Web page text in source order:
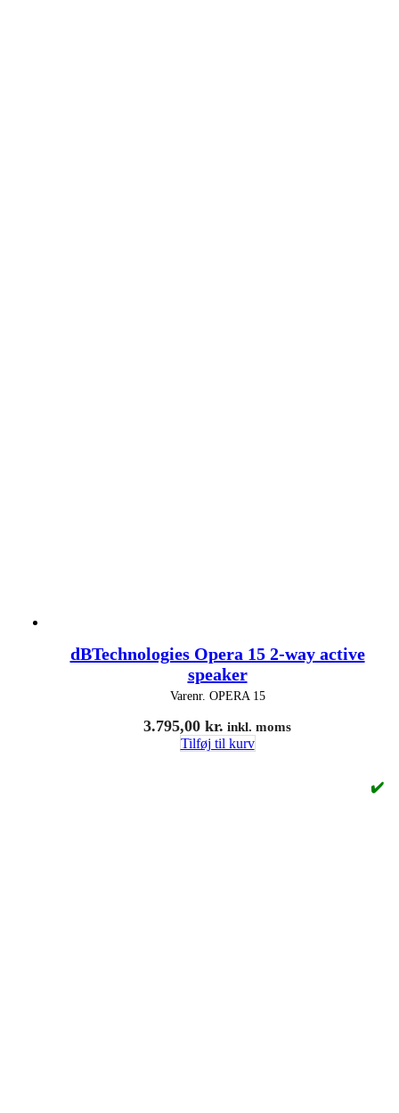
dBTechnologies Opera 15 2-way active
speaker
Varenr. OPERA 15
3.795,00 kr. inkl. moms
Tilføj til kurv
✔️